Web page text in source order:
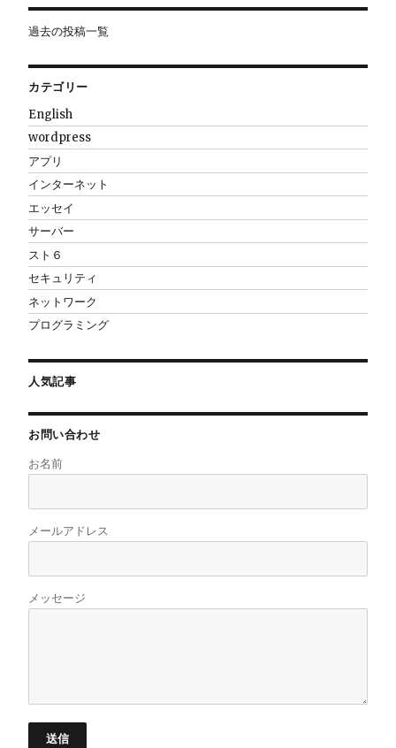
過去の投稿一覧
カテゴリー
English
wordpress
アプリ
インターネット
エッセイ
サーバー
スト６
セキュリティ
ネットワーク
プログラミング
人気記事
お問い合わせ
お名前
メールアドレス
メッセージ
送信